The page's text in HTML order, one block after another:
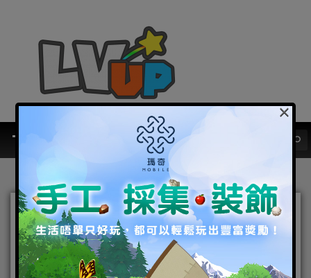
林志玲化身雅典娜女神 代言
經典手遊《聖鬥士星矢：覺
醒》
×